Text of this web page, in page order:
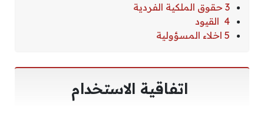
3 حقوق الملكية الفردية
4 القيود
5 اخلاء المسؤولية
اتفاقية الاستخدام